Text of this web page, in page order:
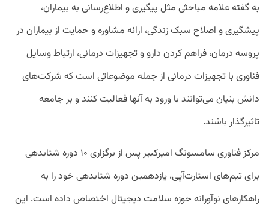
به گفته علامه مباحثی مثل پیگیری و اطلاع‌رسانی به بیماران،
پیشگیری و اصلاح سبک زندگی، ارائه مشاوره و حمایت از بیماران در
پروسه درمان، فراهم کردن دارو و تجهیزات درمانی، ارتباط وسایل
فناوری با تجهیزات درمانی از جمله موضوعاتی است که شرکت‌های
دانش بنیان می‌توانند با ورود به آنها فعالیت کنند و بر جامعه
تاثیرگذار باشند.
مرکز فناوری سامسونگ امیرکبیر پس از برگزاری ۱۰ دوره شتابدهی
برای تیم‌های استارت‌آپی، یازدهمین دوره شتابدهی خود را به
راهکارهای نوآورانه حوزه سلامت دیجیتال اختصاص داده است. این